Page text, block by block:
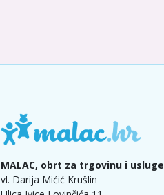
MALAC, obrt za trgovinu i usluge
vl. Darija Mićić Krušlin